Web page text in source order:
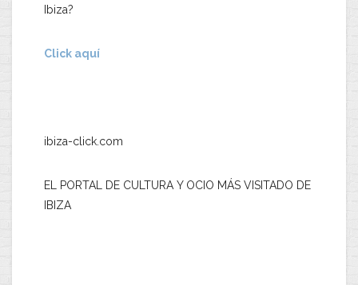
Ibiza?
Click aquí
ibiza-click.com
EL PORTAL DE CULTURA Y OCIO MÁS VISITADO DE
IBIZA